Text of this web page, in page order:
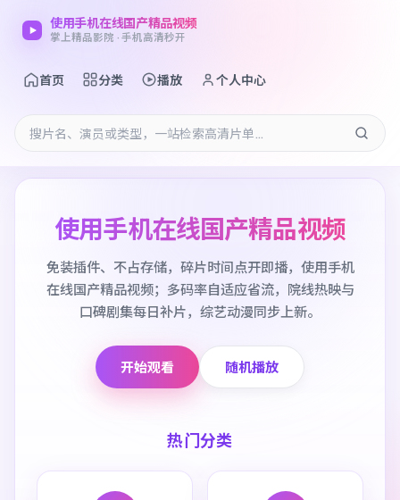
使用手机在线国产精品视频
掌上精品影院 · 手机高清秒开
首页 分类 播放 个人中心
使用手机在线国产精品视频
免装插件、不占存储，碎片时间点开即播，使用手机
在线国产精品视频；多码率自适应省流，院线热映与
口碑剧集每日补片，综艺动漫同步上新。
开始观看 随机播放
热门分类